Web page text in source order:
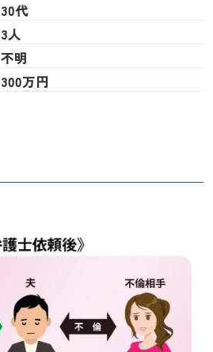
30代
3人
不明
300万円